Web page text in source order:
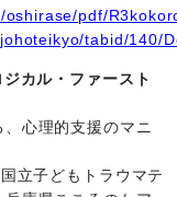
pdf/
tabid/140/
カル・ファースト
心理的支援のマニ
立子どもトラウマテ